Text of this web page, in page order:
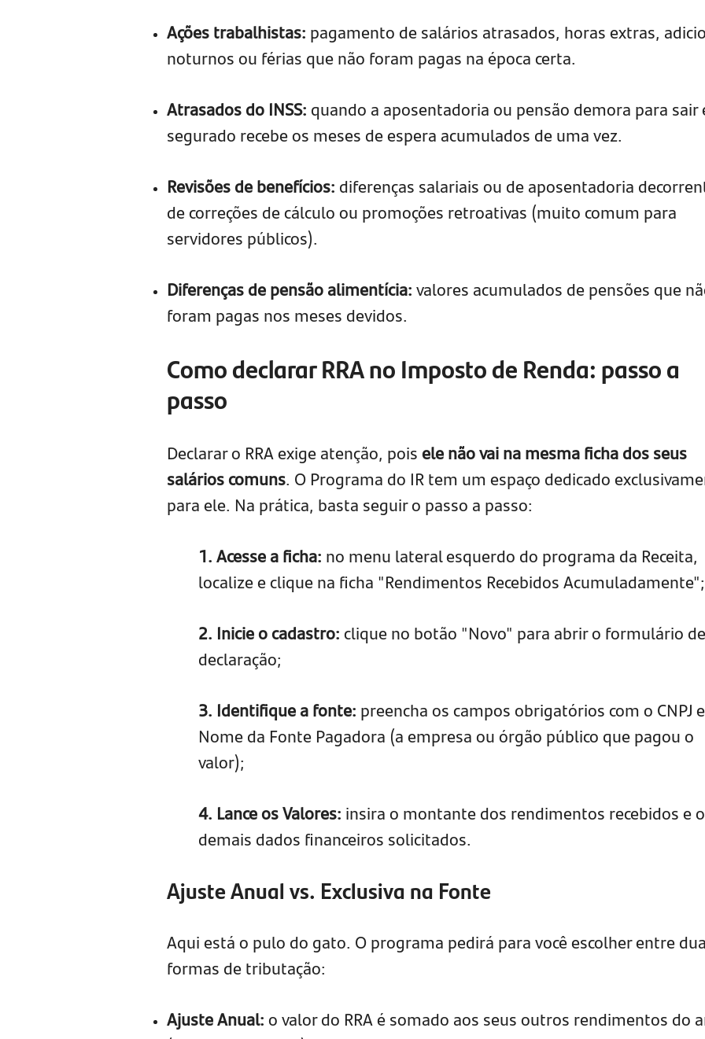
Ações trabalhistas: pagamento de salários atrasados, horas extras,
noturnos ou férias que não foram pagas na época certa.
Atrasados do INSS: quando a aposentadoria ou pensão demora para sair
segurado recebe os meses de espera acumulados de uma vez.
Revisões de benefícios: diferenças salariais ou de aposentadoria
de correções de cálculo ou promoções retroativas (muito comum para
servidores públicos).
Diferenças de pensão alimentícia:valores acumulados de pensões que
foram pagas nos meses devidos.
Como declarar RRA no Imposto de Renda: passo a
passo
Declarar o RRA exige atenção, poisele não vai na mesma ficha dos seus
salários comuns. O Programa do IR tem um espaço dedicado
para ele. Na prática, basta seguir o passo a passo:
1. Acesse a ficha: no menu lateral esquerdo do programa da Receita,
localize e clique na ficha "Rendimentos Recebidos Acumuladamente";
2. Inicie o cadastro:clique no botão "Novo" para abrir o formulário de
declaração;
3. Identifique a fonte: preencha os campos obrigatórios com o CNPJ
Nome da Fonte Pagadora (a empresa ou órgão público que pagou o
valor);
4. Lance os Valores: insira o montante dos rendimentos recebidos e
demais dados financeiros solicitados.
Ajuste Anual vs. Exclusiva na Fonte
Aqui está o pulo do gato. O programa pedirá para você escolher entre
formas de tributação:
Ajuste Anual:o valor do RRA é somado aos seus outros rendimentos do